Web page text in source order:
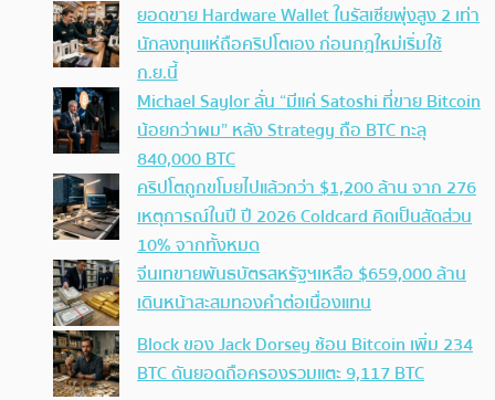
ยอดขาย Hardware Wallet ในรัสเซียพุ่งสูง 2 เท่า
นักลงทุนแห่ถือคริปโตเอง ก่อนกฎใหม่เริ่มใช้
ก.ย.นี้
Michael Saylor ลั่น “มีแค่ Satoshi ที่ขาย Bitcoin
น้อยกว่าผม” หลัง Strategy ถือ BTC ทะลุ
840,000 BTC
คริปโตถูกขโมยไปแล้วกว่า $1,200 ล้าน จาก 276
เหตุการณ์ในปี ปี 2026 Coldcard คิดเป็นสัดส่วน
10% จากทั้งหมด
จีนเทขายพันธบัตรสหรัฐฯเหลือ $659,000 ล้าน
เดินหน้าสะสมทองคำต่อเนื่องแทน
Block ของ Jack Dorsey ช้อน Bitcoin เพิ่ม 234
BTC ดันยอดถือครองรวมแตะ 9,117 BTC